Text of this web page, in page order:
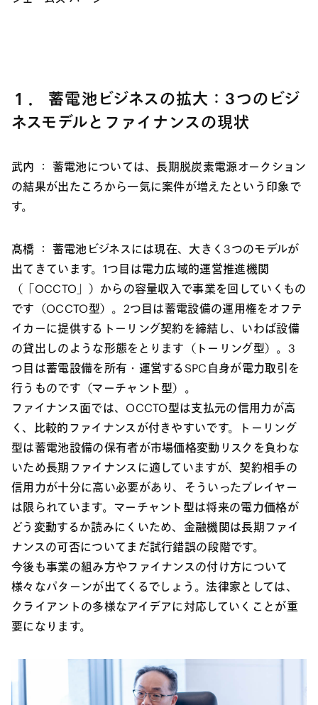
１． 蓄電池ビジネスの拡大：3つのビジ
ネスモデルとファイナンスの現状
武内 ：
蓄電池については、長期脱炭素電源オークション
の結果が出たころから一気に案件が増えたという印象で
す。
髙橋 ：
蓄電池ビジネスには現在、大きく3つのモデルが
出てきています。1つ目は電力広域的運営推進機関
（「OCCTO」）からの容量収入で事業を回していくもの
です（OCCTO型）。2つ目は蓄電設備の運用権をオフテ
イカーに提供するトーリング契約を締結し、いわば設備
の貸出しのような形態をとります（トーリング型）。3
つ目は蓄電設備を所有・運営するSPC自身が電力取引を
行うものです（マーチャント型）。
ファイナンス面では、OCCTO型は支払元の信用力が高
く、比較的ファイナンスが付きやすいです。トーリング
型は蓄電池設備の保有者が市場価格変動リスクを負わな
いため長期ファイナンスに適していますが、契約相手の
信用力が十分に高い必要があり、そういったプレイヤー
は限られています。マーチャント型は将来の電力価格が
どう変動するか読みにくいため、金融機関は長期ファイ
ナンスの可否についてまだ試行錯誤の段階です。
今後も事業の組み方やファイナンスの付け方について
様々なパターンが出てくるでしょう。法律家としては、
クライアントの多様なアイデアに対応していくことが重
要になります。